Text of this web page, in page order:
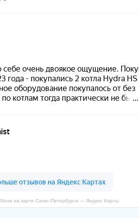
на карте Санкт‑Петербурга — Яндекс Карты